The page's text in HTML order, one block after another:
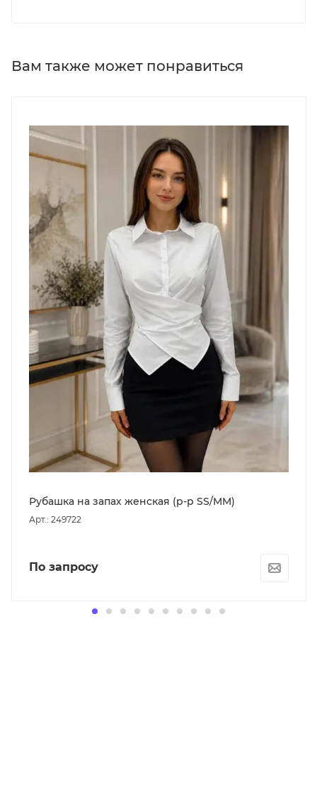
Вам также может понравиться
Рубашка на запах женская (р-р SS/MM)
Арт.: 249722
По запросу